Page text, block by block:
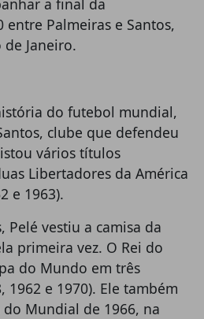
a final da
entre Palmeiras e Santos,
Janeiro.
do futebol mundial,
clube que defendeu
vários títulos
Libertadores da América
e 1963).
Pelé vestiu a camisa da
primeira vez. O Rei do
do Mundo em três
1962 e 1970). Ele também
Mundial de 1966, na